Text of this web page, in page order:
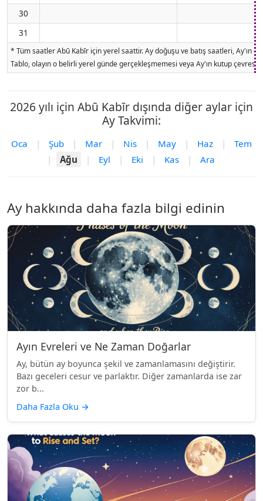
30
31
* Tüm saatler Abū Kabīr için yerel saattir. Ay doğuşu ve batış saatleri, Ay'ın
Tablo, olayın o belirli yerel günde gerçekleşmemesi veya Ay'ın kutup
2026 yılı için Abū Kabīr dışında diğer aylar için
Ay Takvimi:
Oca | Şub | Mar | Nis | May | Haz |
Tem
|
Ağu | Eyl | Eki | Kas | Ara
Ay hakkında daha fazla bilgi edinin
Ayın Evreleri ve Ne Zaman Doğarlar
Ay, bütün ay boyunca şekil ve zamanlamasını değiştirir.
Bazı geceleri cesur ve parlaktır. Diğer zamanlarda ise zar
zor b...
Daha Fazla Oku →